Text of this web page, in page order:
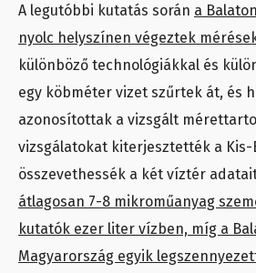
A legutóbbi kutatás során a
nyolc helyszínen végeztek
különböző technológiákkal és
egy köbméter vizet szűrtek át, és
azonosítottak a vizsgált
vizsgálatokat kiterjesztették a Kis-
összevethessék a két víztér
átlagosan 7-8 mikroműanyag
kutatók ezer liter vízben, míg a
Magyarország egyik